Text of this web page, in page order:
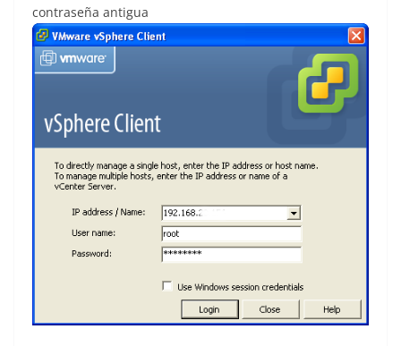
contraseña antigua